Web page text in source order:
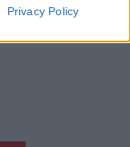
Privacy Policy